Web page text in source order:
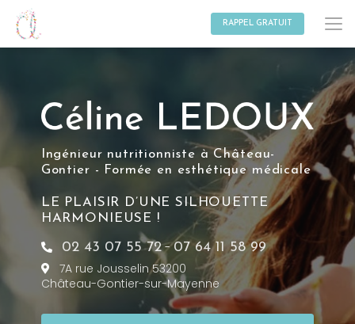
contenu
principal
RAPPEL GRATUIT
Ingénieur nutritionniste à Château-
Gontier - Formée en esthétique médicale
LE PLAISIR D’UNE SILHOUETTE
HARMONIEUSE !
02 43 07 55 72-07 64 11 58 99
7A rue Jousselin 53200
Château-Gontier-sur-Mayenne